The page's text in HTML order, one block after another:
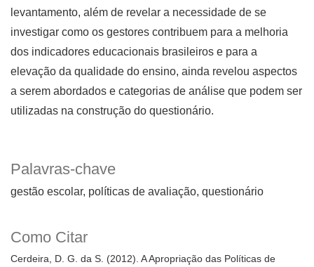
Palavras-chave
gestão escolar políticas de avaliação questionário
Como Citar
Cerdeira, D. G. da S. (2012). A Apropriação das Políticas de
levantamento, além de revelar a necessidade de se
investigar como os gestores contribuem para a melhoria
dos indicadores educacionais brasileiros e para a
elevação da qualidade do ensino, ainda revelou aspectos
a serem abordados e categorias de análise que podem ser
utilizadas na construção do questionário.